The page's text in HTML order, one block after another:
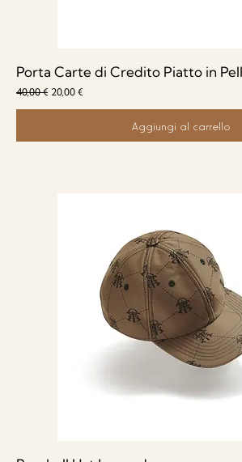
Porta Carte di Credito Piatto in
Prezzo regolare
40,00 € Prezzo scontato
20,00 €
Aggiungi al carrello